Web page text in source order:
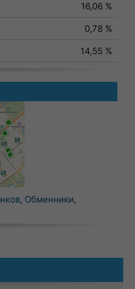
16,06 %
0,78 %
14,55 %
, Обменники,